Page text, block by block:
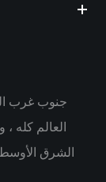
جنوب غرب
العالم كله ،
الشرق الأوسط